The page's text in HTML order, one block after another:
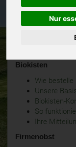
Nur
Biokisten
Wie bestelle
Unsere
Biokisten-
So
Ihre
Firmenobst